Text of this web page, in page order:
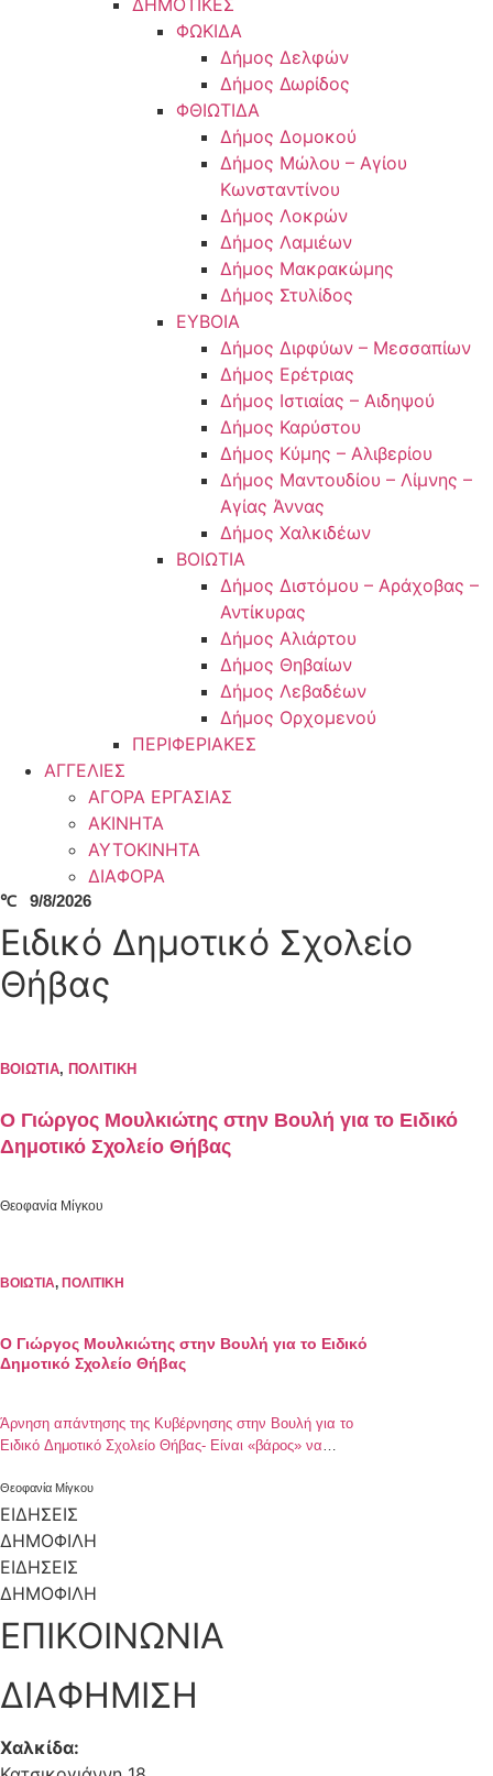
ΔΗΜΟΤΙΚΕΣ
ΦΩΚΙΔΑ
Δήμος Δελφών
Δήμος Δωρίδος
ΦΘΙΩΤΙΔΑ
Δήμος Δομοκού
Δήμος Μώλου – Αγίου
Κωνσταντίνου
Δήμος Λοκρών
Δήμος Λαμιέων
Δήμος Μακρακώμης
Δήμος Στυλίδος
ΕΥΒΟΙΑ
Δήμος Διρφύων – Μεσσαπίων
Δήμος Ερέτριας
Δήμος Ιστιαίας – Αιδηψού
Δήμος Καρύστου
Δήμος Κύμης – Αλιβερίου
Δήμος Μαντουδίου – Λίμνης –
Αγίας Άννας
Δήμος Χαλκιδέων
ΒΟΙΩΤΙΑ
Δήμος Διστόμου – Αράχοβας –
Αντίκυρας
Δήμος Αλιάρτου
Δήμος Θηβαίων
Δήμος Λεβαδέων
Δήμος Ορχομενού
ΠΕΡΙΦΕΡΙΑΚΕΣ
ΑΓΓΕΛΙΕΣ
ΑΓΟΡΑ ΕΡΓΑΣΙΑΣ
ΑΚΙΝΗΤΑ
ΑΥΤΟΚΙΝΗΤΑ
ΔΙΑΦΟΡΑ
℃ 9/8/2026
Ειδικό Δημοτικό Σχολείο
Θήβας
ΒΟΙΩΤΙΑ, ΠΟΛΙΤΙΚΗ
O Γιώργος Μουλκιώτης στην Βουλή για το Ειδικό
Δημοτικό Σχολείο Θήβας
Θεοφανία Μίγκου
ΒΟΙΩΤΙΑ, ΠΟΛΙΤΙΚΗ
O Γιώργος Μουλκιώτης στην Βουλή για το Ειδικό
Δημοτικό Σχολείο Θήβας
Άρνηση απάντησης της Κυβέρνησης στην Βουλή για το
Ειδικό Δημοτικό Σχολείο Θήβας- Είναι «βάρος» να
Θεοφανία Μίγκου
ΕΙΔΗΣΕΙΣ
ΔΗΜΟΦΙΛΗ
ΕΙΔΗΣΕΙΣ
ΔΗΜΟΦΙΛΗ
ΕΠΙΚΟΙΝΩΝΙΑ
ΔΙΑΦΗΜΙΣΗ
Χαλκίδα: